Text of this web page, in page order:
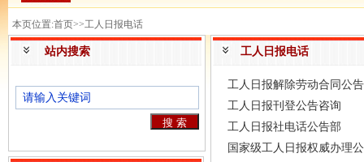
本页位置:首页>>工人日报电话
站内搜索 工人日报电话
工人日报解除劳动合同公
工人日报刊登公告咨询
工人日报社电话公告部
国家级工人日报权威办理